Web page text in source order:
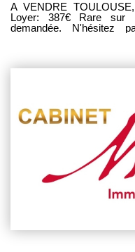
A VENDRE TOULOUSE, droit au bail d'une loge de 12m².
Loyer: 387€ Rare sur le secteur, confidentialité absolue
demandée. N'hésitez pas à nous contacter pour des